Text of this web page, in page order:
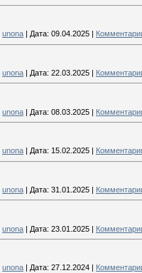
unona Дата: 09.04.2025
unona | Дата: 22.03.2025 |
unona | Дата: 08.03.2025 |
unona Дата: 15.02.2025
unona | Дата: 31.01.2025 |
unona | Дата: 23.01.2025 |
unona Дата: 27.12.2024